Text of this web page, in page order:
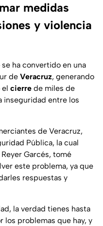
medidas
y violencia
se ha convertido en una
de Veracruz, generando
el cierre de miles de
inseguridad entre los
de Veracruz,
Pública, la cual
Garcés, tomé
este problema, ya que
respuestas y
la verdad tienes hasta
los problemas que hay, y